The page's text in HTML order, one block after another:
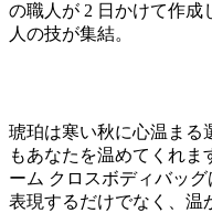
の職人が 2 日かけて作成
人の技が集結。
琥珀は寒い秋に心温まる
もあなたを温めてくれま
ーム クロスボディバッ
表現するだけでなく、温